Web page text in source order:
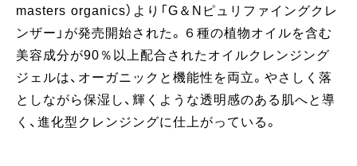
masters organics）より「G＆Nピュリファイングクレ
ンザー」が発売開始された。６種の植物オイルを含む
美容成分が90％以上配合されたオイルクレンジング
ジェルは、オーガニックと機能性を両立。やさしく落
としながら保湿し、輝くような透明感のある肌へと導
く、進化型クレンジングに仕上がっている。